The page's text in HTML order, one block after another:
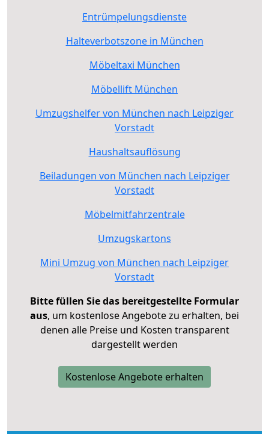
Entrümpelungsdienste
Halteverbotszone in München
Möbeltaxi München
Möbellift München
Umzugshelfer von München nach Leipziger
Vorstadt
Haushaltsauflösung
Beiladungen von München nach Leipziger
Vorstadt
Möbelmitfahrzentrale
Umzugskartons
Mini Umzug von München nach Leipziger
Vorstadt
Bitte füllen Sie das bereitgestellte Formular
aus, um kostenlose Angebote zu erhalten, bei
denen alle Preise und Kosten transparent
dargestellt werden
Kostenlose Angebote erhalten